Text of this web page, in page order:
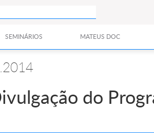
SEMINÁRIOS MATEUS DOC
do